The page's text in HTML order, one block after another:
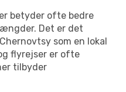
betyder ofte bedre
Det er det
som en lokal
flyrejser er ofte
tilbyder